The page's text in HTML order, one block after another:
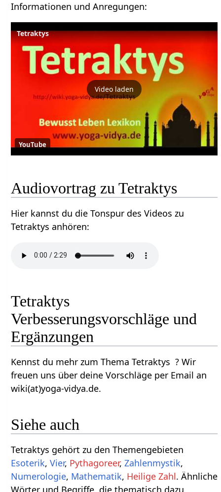
Informationen und Anregungen:
Tetraktys
Video laden
YouTube
Audiovortrag zu Tetraktys
Hier kannst du die Tonspur des Videos zu
Tetraktys anhören:
Tetraktys
Verbesserungsvorschläge und
Ergänzungen
Kennst du mehr zum Thema Tetraktys ? Wir
freuen uns über deine Vorschläge per Email an
wiki(at)yoga-vidya.de.
Siehe auch
Tetraktys gehört zu den Themengebieten
Esoterik,Vier, Pythagoreer,Zahlenmystik,
Numerologie, Mathematik, Heilige Zahl. Ähnliche
Wörter und Begriffe, die thematisch dazu